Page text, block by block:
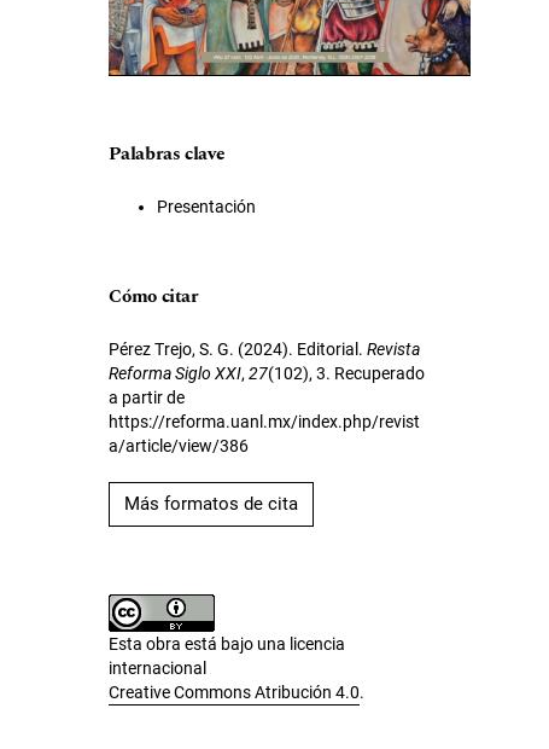
Palabras clave
Presentación
Cómo citar
Pérez Trejo, S. G. (2024). Editorial.Revista
Reforma Siglo XXI,27(102), 3. Recuperado
a partir de
https://reforma.uanl.mx/index.php/revist
a/article/view/386
Más formatos de cita
Esta obra está bajo una licencia
internacional
Creative Commons Atribución 4.0.